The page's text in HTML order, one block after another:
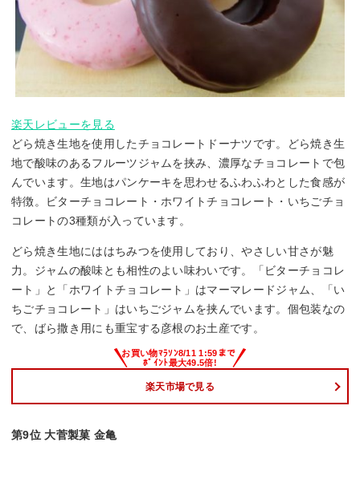
楽天レビューを見る
どら焼き生地を使用したチョコレートドーナツです。どら焼き生
地で酸味のあるフルーツジャムを挟み、濃厚なチョコレートで包
んでいます。生地はパンケーキを思わせるふわふわとした食感が
特徴。ビターチョコレート・ホワイトチョコレート・いちごチョ
コレートの3種類が入っています。
どら焼き生地にははちみつを使用しており、やさしい甘さが魅
力。ジャムの酸味とも相性のよい味わいです。「ビターチョコレ
ート」と「ホワイトチョコレート」はマーマレードジャム、「い
ちごチョコレート」はいちごジャムを挟んでいます。個包装なの
で、ばら撒き用にも重宝する彦根のお土産です。
楽天市場で見る
第9位 大菅製菓 金亀